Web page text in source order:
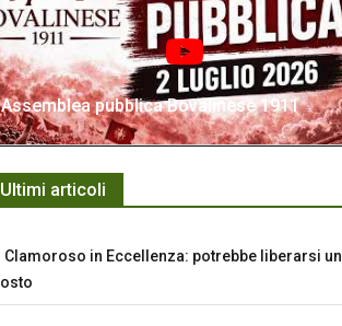
Assemblea pubblica Bovalinese 1911
Ultimi articoli
Clamoroso in Eccellenza: potrebbe liberarsi un